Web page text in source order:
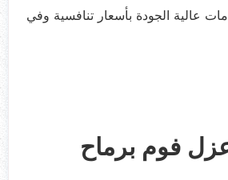
عالية الجودة بأسعار تنافسية وفي
فوم برماح